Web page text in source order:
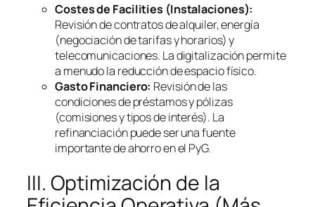
Costes de Facilities (Instalaciones):
Revisión de contratos de alquiler, energía
(negociación de tarifas y horarios) y
telecomunicaciones. La digitalización permite
a menudo la reducción de espacio físico.
Gasto Financiero: Revisión de las
condiciones de préstamos y pólizas
(comisiones y tipos de interés). La
refinanciación puede ser una fuente
importante de ahorro en el PyG.
III. Optimización de la